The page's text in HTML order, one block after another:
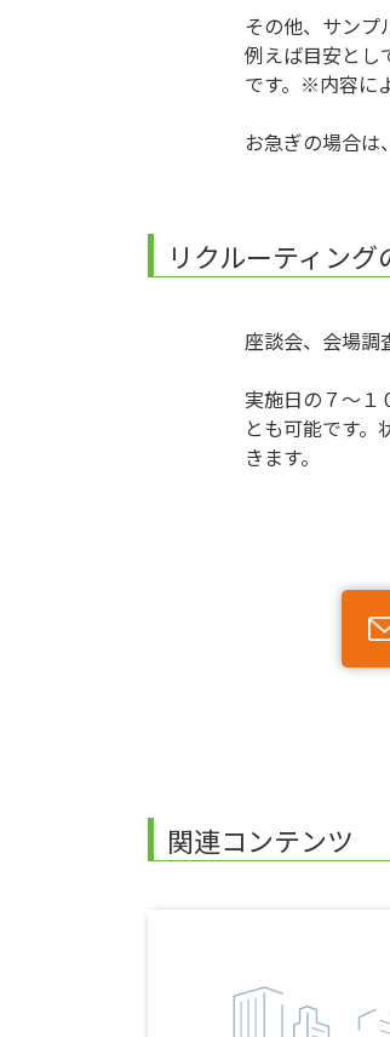
その他、サンプ
例えば目安とし
です。※内容に
お急ぎの場合は
リクルーティング
座談会、会場調
実施日の７～１
とも可能です
きます。
関連コンテンツ